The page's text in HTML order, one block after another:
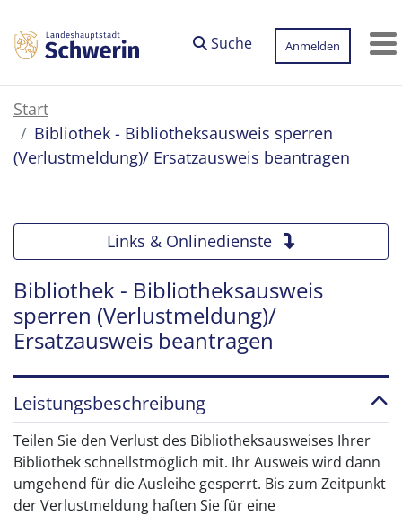
Suche
Anmelden
Start
Bibliothek - Bibliotheksausweis sperren
(Verlustmeldung)/ Ersatzausweis beantragen
Links & Onlinedienste
Bibliothek - Bibliotheksausweis
sperren (Verlustmeldung)/
Ersatzausweis beantragen
Leistungsbeschreibung
Teilen Sie den Verlust des Bibliotheksausweises Ihrer
Bibliothek schnellstmöglich mit. Ihr Ausweis wird dann
umgehend für die Ausleihe gesperrt. Bis zum Zeitpunkt
der Verlustmeldung haften Sie für eine